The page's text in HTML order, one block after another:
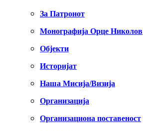
За Патронот
Монографија Орце Николов
Објекти
Историјат
Наша Мисија/Визија
Организација
Организациона поставеност